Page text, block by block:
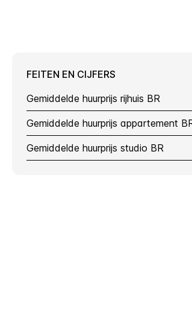
FEITEN EN CIJFERS
Gemiddelde huurprijs rijhuis BR
Gemiddelde huurprijs appartement
Gemiddelde huurprijs studio BR